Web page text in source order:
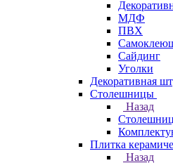
МДФ
ПВХ
Сайдинг
Уголки
Декоративная
Столешницы
Назад
Плитка
Назад